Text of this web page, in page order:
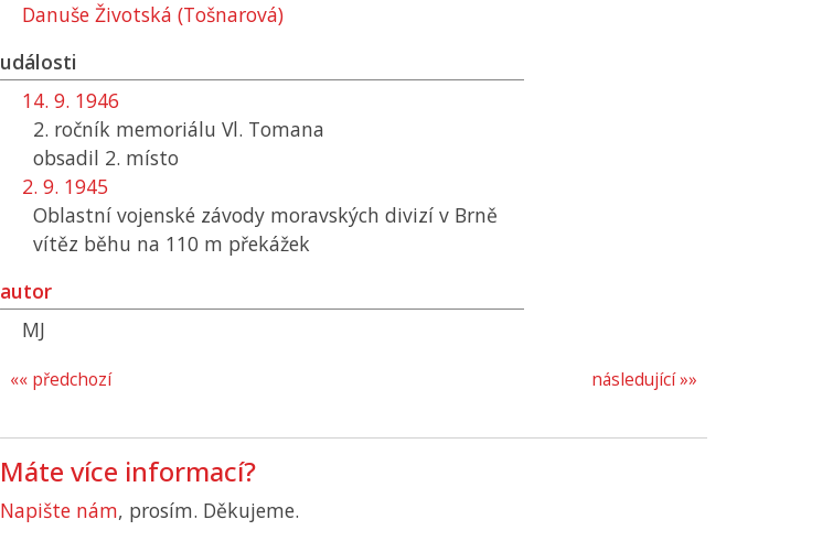
Danuše Životská (Tošnarová)
události
14. 9. 1946
2. ročník memoriálu Vl. Tomana
obsadil 2. místo
2. 9. 1945
Oblastní vojenské závody moravských divizí v Brně
vítěz běhu na 110 m překážek
autor
MJ
následující »»
«« předchozí
Máte více informací?
Napište nám, prosím. Děkujeme.